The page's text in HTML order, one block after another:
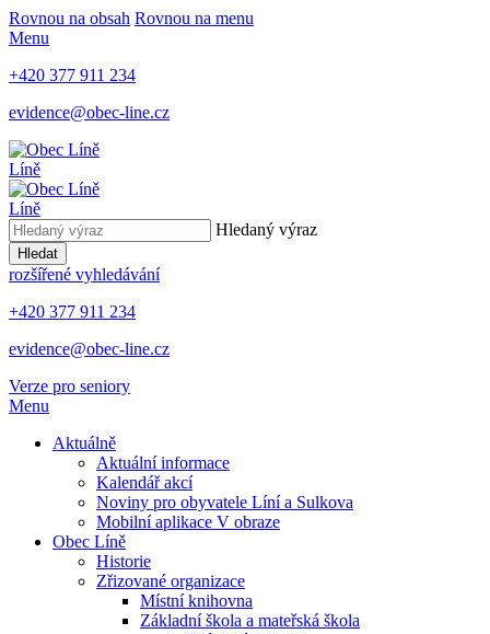
Rovnou na obsah Rovnou na menu
Menu
+420 377 911 234
evidence@obec-line.cz
Líně
Líně
Hledaný výraz
Hledat
rozšířené vyhledávání
+420 377 911 234
evidence@obec-line.cz
Verze pro seniory
Menu
Aktuálně
Aktuální informace
Kalendář akcí
Noviny pro obyvatele Líní a Sulkova
Mobilní aplikace V obraze
Obec Líně
Historie
Zřizované organizace
Místní knihovna
Základní škola a mateřská škola